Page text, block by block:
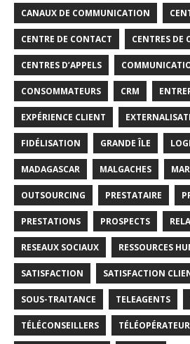
CANAUX DE COMMUNICATION
CENTRE DE CONTACT CENTRES DE
CENTRES D’APPELS
CONSOMMATEURS CRM
EXPÉRIENCE CLIENT
FIDÉLISATION GRANDE ÎLE
MADAGASCAR MALGACHES
OUTSOURCING PRESTATAIRE
PRESTATIONS PROSPECTS
RESEAUX SOCIAUX RESSOURCES
SATISFACTION SATISFACTION
SOUS-TRAITANCE TELEAGENTS
TÉLÉCONSEILLERS TÉLÉOPÉRATEUR